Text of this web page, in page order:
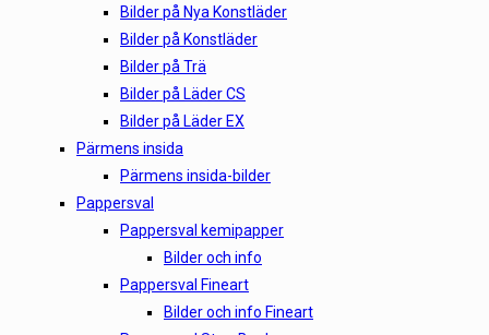
Bilder på Nya Konstläder
Bilder på Konstläder
Bilder på Trä
Bilder på Läder CS
Bilder på Läder EX
Pärmens insida
Pärmens insida-bilder
Pappersval
Pappersval kemipapper
Bilder och info
Pappersval Fineart
Bilder och info Fineart